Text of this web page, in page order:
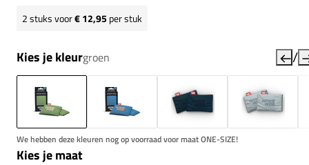
2stuks voor€ 12,95 per stuk
Kies je kleurgroen /
We hebben deze kleuren nog op voorraad voor maat ONE-SIZE!
Kies je maat